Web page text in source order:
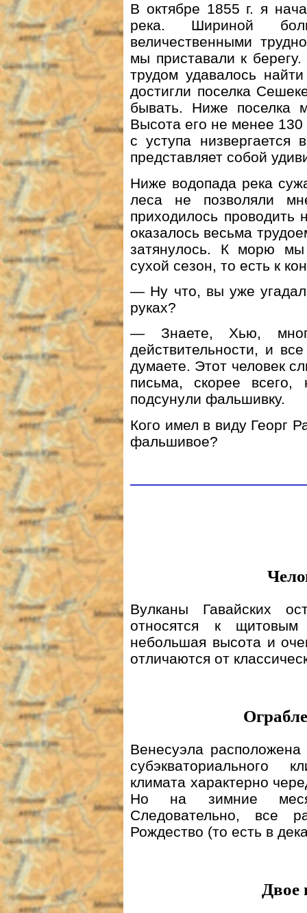
В октябре 1855 г. я
река. Шириной
величественными
мы приставали к
трудом удавалось
достигли поселка
бывать. Ниже поселка
Высота его не менее
с уступа низвергается
представляет собой
Ниже водопада река
леса не позволяли
приходилось
оказалось весьма
затянулось. К морю
сухой сезон, то есть к
— Ну что, вы уже
руках?
— Знаете, Хью,
действительности, и
думаете. Этот человек
письма, скорее
подсунули фальшивку.
Кого имел в виду Георг
фальшивое?
Вулканы Гавайских
относятся к
небольшая высота и
отличаются от
Венесуэла
субэкваториального
климата характерно
Но на зимние
Следовательно, все
Рождество (то есть в
Двое